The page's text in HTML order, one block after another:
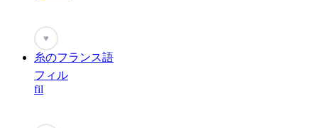
♥
糸のフランス語
フィル
fil